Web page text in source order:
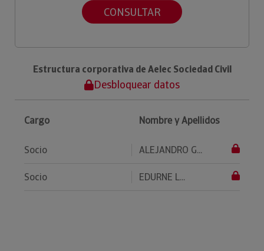
CONSULTAR
Estructura corporativa de Aelec Sociedad Civil
Desbloquear datos
Cargo Nombre y Apellidos
Socio ALEJANDRO G...
Socio EDURNE L...